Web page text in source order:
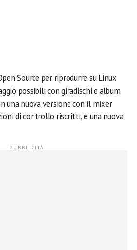
Source per riprodurre su Linux
possibili con giradischi e album
una nuova versione con il mixer
di controllo riscritti, e una nuova